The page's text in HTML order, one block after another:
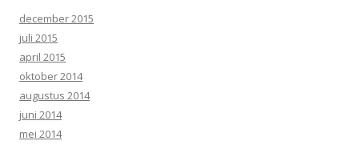
december 2015
juli 2015
april 2015
oktober 2014
augustus 2014
juni 2014
mei 2014